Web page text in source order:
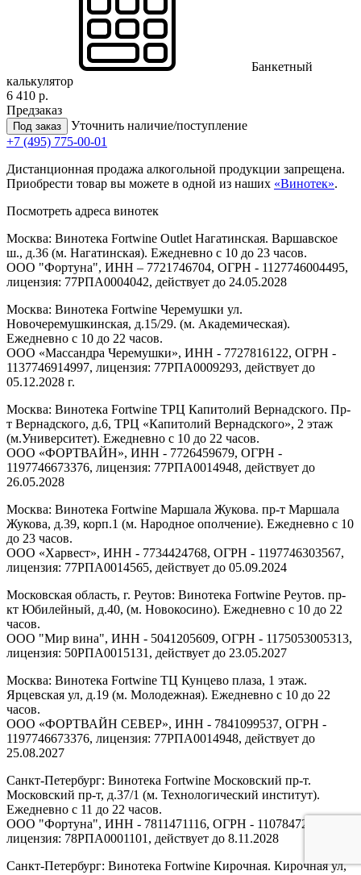
Банкетный
калькулятор
6 410 р.
Предзаказ
Под заказ
Уточнить наличие/поступление
+7 (495) 775-00-01
Дистанционная продажа алкогольной продукции запрещена.
Приобрести товар вы можете в одной из наших «Винотек».
Посмотреть адреса винотек
Москва: Винотека Fortwine Outlet Нагатинская. Варшавское
ш., д.36 (м. Нагатинская). Ежедневно с 10 до 23 часов.
ООО "Фортуна", ИНН – 7721746704, ОГРН - 1127746004495,
лицензия: 77РПА0004042, действует до 24.05.2028
Москва: Винотека Fortwine Черемушки ул.
Новочеремушкинская, д.15/29. (м. Академическая).
Ежедневно с 10 до 22 часов.
ООО «Массандра Черемушки», ИНН - 7727816122, ОГРН -
1137746914997, лицензия: 77РПА0009293, действует до
05.12.2028 г.
Москва: Винотека Fortwine ТРЦ Капитолий Вернадского. Пр-
т Вернадского, д.6, ТРЦ «Капитолий Вернадского», 2 этаж
(м.Университет). Ежедневно с 10 до 22 часов.
ООО «ФОРТВАЙН», ИНН - 7726459679, ОГРН -
1197746673376, лицензия: 77РПА0014948, действует до
26.05.2028
Москва: Винотека Fortwine Маршала Жукова. пр-т Маршала
Жукова, д.39, корп.1 (м. Народное ополчение). Ежедневно с 10
до 23 часов.
ООО «Харвест», ИНН - 7734424768, ОГРН - 1197746303567,
лицензия: 77РПА0014565, действует до 05.09.2024
Московская область, г. Реутов: Винотека Fortwine Реутов. пр-
кт Юбилейный, д.40, (м. Новокосино). Ежедневно с 10 до 22
часов.
ООО "Мир вина", ИНН - 5041205609, ОГРН - 1175053005313,
лицензия: 50РПА0015131, действует до 23.05.2027
Москва: Винотека Fortwine ТЦ Кунцево плаза, 1 этаж.
Ярцевская ул, д.19 (м. Молодежная). Ежедневно с 10 до 22
часов.
ООО «ФОРТВАЙН СЕВЕР», ИНН - 7841099537, ОГРН -
1197746673376, лицензия: 77РПА0014948, действует до
25.08.2027
Санкт-Петербург: Винотека Fortwine Московский пр-т.
Московский пр-т, д.37/1 (м. Технологический институт).
Ежедневно с 11 до 22 часов.
ООО "Фортуна", ИНН - 7811471116, ОГРН - 1107847277438,
лицензия: 78РПА0001101, действует до 8.11.2028
Санкт-Петербург: Винотека Fortwine Кирочная. Кирочная ул,